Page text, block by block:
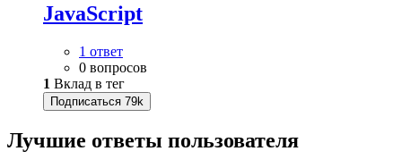
JavaScript
1 ответ
0 вопросов
1 Вклад в тег
Подписаться 79k
Лучшие ответы пользователя